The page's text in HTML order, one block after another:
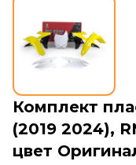
Комплект
(2019 2024),
цвет